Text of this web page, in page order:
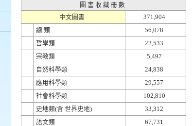
圖 書 收 藏 冊 數
中文圖書
371,904
總 類
56,078
哲學類
22,533
宗教類
5,497
自然科學類
24,838
應用科學類
29,557
社會科學類
102,810
史地類(含 世界史地)
33,312
語文類
67,731